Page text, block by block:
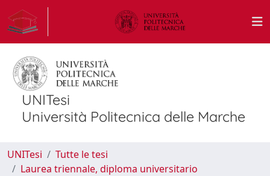
UNITesi
Università Politecnica delle Marche
UNITesi
Tutte le tesi
Laurea triennale, diploma universitario